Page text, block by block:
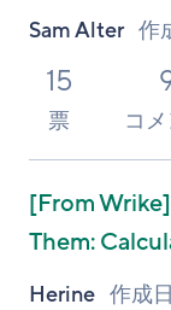
Sam Alter 作
15
票 コ
[From Wrike]
Them:
Herine 作成